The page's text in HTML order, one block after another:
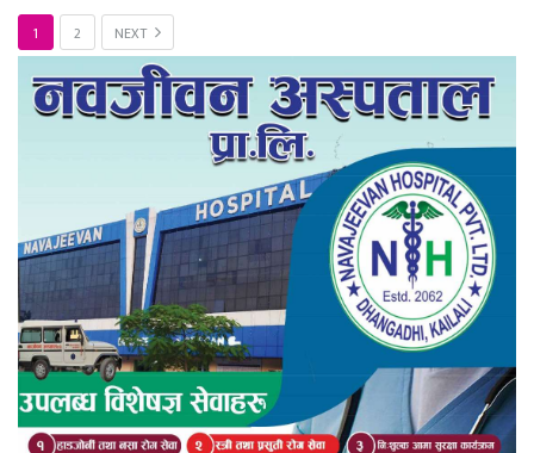
1 2 NEXT